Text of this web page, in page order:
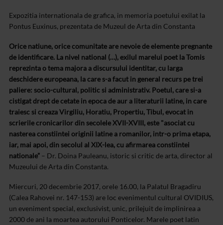
Expozitia internationala de grafica, in memoria poetului exilat la
Pontus Euxinus, prezentata de Muzeul de Arta din Constanta
Orice natiune, orice comunitate are nevoie de elemente pregnante
de identificare. La nivel national (…), exilul marelui poet la Tomis
reprezinta o tema majora a discursului identitar, cu larga
deschidere europeana, la care s-a facut in general recurs pe trei
paliere: socio-cultural, politic si administrativ. Poetul, care si-a
cistigat drept de cetate in epoca de aur a literaturii latine, in care
traiesc si creaza Virgiliu, Horatiu, Propertiu, Tibul, evocat in
scrierile cronicarilor din secolele XVII-XVIII, este "asociat cu
nasterea constiintei originii latine a romanilor, intr-o prima etapa,
iar, mai apoi, din secolul al XIX-lea, cu afirmarea constiintei
nationale” – Dr. Doina Pauleanu, istoric si critic de arta, director al
Muzeului de Arta din Constanta.
Miercuri, 20 decembrie 2017, orele 16.00, la Palatul Bragadiru
(Calea Rahovei nr. 147-153) are loc evenimentul cultural OVIDIUS,
un eveniment special, exclusivist, unic, prilejuit de implinirea a
2000 de ani la moartea autorului Ponticelor. Marele poet latin